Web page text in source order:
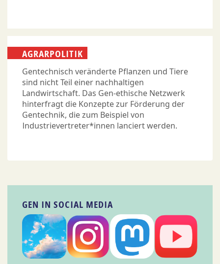
AGRARPOLITIK
Gentechnisch veränderte Pflanzen und Tiere
sind nicht Teil einer nachhaltigen
Landwirtschaft. Das Gen-ethische Netzwerk
hinterfragt die Konzepte zur Förderung der
Gentechnik, die zum Beispiel von
Industrievertreter*innen lanciert werden.
GEN IN SOCIAL MEDIA